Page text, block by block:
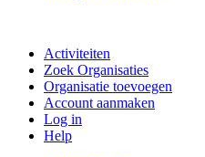
Activiteiten
Zoek Organisaties
Organisatie toevoegen
Account aanmaken
Log in
Help